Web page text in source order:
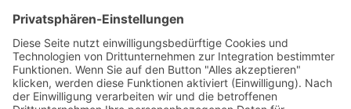
Am Born 9
Telefon: 0163 8479897
RECHTLICHES
Impressum
Datenschutz